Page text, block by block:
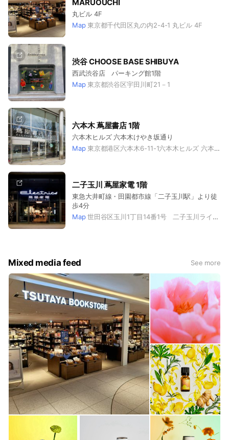
MARUOUCHI
丸ビル 4F
Map 東京都千代田区丸の内2-4-1 丸ビル 4F
渋谷 CHOOSE BASE SHIBUYA
西武渋谷店 パーキング館1階
Map 東京都渋谷区宇田川町21－1
六本木 蔦屋書店 1階
六本木ヒルズ 六本木けやき坂通り
Map 東京都港区六本木6-11-1六本木ヒルズ 六本木けやき坂通り 六本木 蔦屋書店
二子玉川 蔦屋家電 1階
東急大井町線・田園都市線「二子玉川駅」より徒
歩4分
Map 世田谷区玉川1丁目14番1号 二子玉川ライズ S.C. テラスマーケット
Mixed media feed See more